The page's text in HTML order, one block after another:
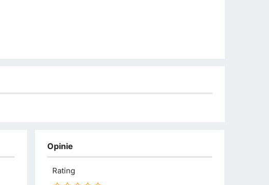
Opinie
Rating